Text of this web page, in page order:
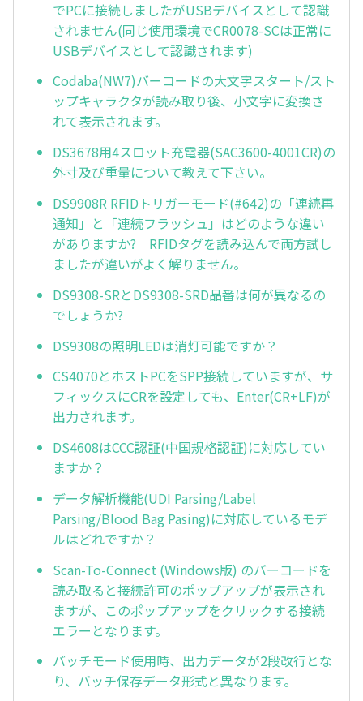
でPCに接続しましたがUSBデバイスとして認識
されません(同じ使用環境でCR0078-SCは正常に
USBデバイスとして認識されます)
Codaba(NW7)バーコードの大文字スタート/スト
ップキャラクタが読み取り後、小文字に変換さ
れて表示されます。
DS3678用4スロット充電器(SAC3600-4001CR)の
外寸及び重量について教えて下さい。
DS9908R RFIDトリガーモード(#642)の「連続再
通知」と「連続フラッシュ」はどのような違い
がありますか? RFIDタグを読み込んで両方試し
ましたが違いがよく解りません。
DS9308-SRとDS9308-SRD品番は何が異なるの
でしょうか?
DS9308の照明LEDは消灯可能ですか？
CS4070とホストPCをSPP接続していますが、サ
フィックスにCRを設定しても、Enter(CR+LF)が
出力されます。
DS4608はCCC認証(中国規格認証)に対応してい
ますか？
データ解析機能(UDI Parsing/Label
Parsing/Blood Bag Pasing)に対応しているモデ
ルはどれですか？
Scan-To-Connect (Windows版) のバーコードを
読み取ると接続許可のポップアップが表示され
ますが、このポップアップをクリックする接続
エラーとなります。
バッチモード使用時、出力データが2段改行とな
り、バッチ保存データ形式と異なります。